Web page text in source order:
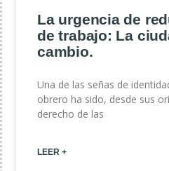
La urgencia de
de trabajo: La
cambio.
Una de las señas de
obrero ha sido, desde sus
derecho de las
LEER +